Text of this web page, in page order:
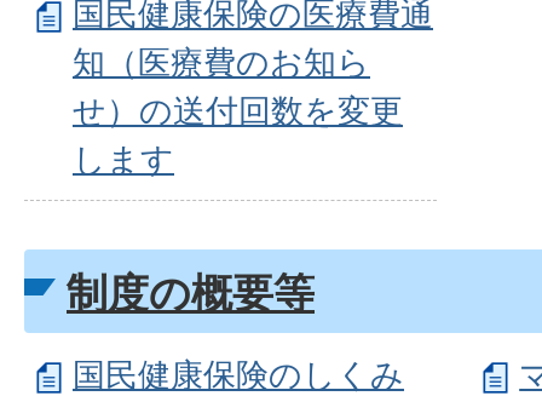
国民健康保険の医療費通
知（医療費のお知ら
せ）の送付回数を変更
します
制度の概要等
国民健康保険のしくみ